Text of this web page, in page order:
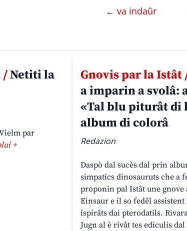
← va indaûr
/Netiti la
par
+
Gnovis par la Istât
a imparin a svolâ:
«Tal blu piturât di
album di colorâ
Redazion
Daspò dal sucès dal prin
simpatics dinosauruts che a
proponin pal Istât une
Einsaur e il so fedêl
ispirâts dai pterodatils.
Jugn al è rivât tes ediculis